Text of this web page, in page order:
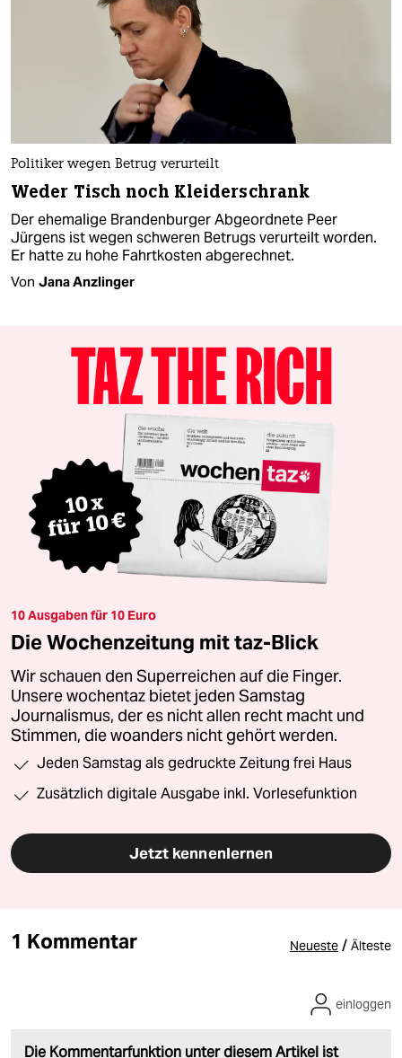
Politiker wegen Betrug verurteilt
Weder Tisch noch Kleiderschrank
Der ehemalige Brandenburger Abgeordnete Peer
Jürgens ist wegen schweren Betrugs verurteilt worden.
Er hatte zu hohe Fahrtkosten abgerechnet.
Von Jana Anzlinger
10 Ausgaben für 10 Euro
Die Wochenzeitung mit taz-Blick
Wir schauen den Superreichen auf die Finger.
Unsere wochentaz bietet jeden Samstag
Journalismus, der es nicht allen recht macht und
Stimmen, die woanders nicht gehört werden.
Jeden Samstag als gedruckte Zeitung frei Haus
Zusätzlich digitale Ausgabe inkl. Vorlesefunktion
Jetzt kennenlernen
1 Kommentar Neueste / Älteste
Die Kommentarfunktion unter diesem Artikel ist
einloggen